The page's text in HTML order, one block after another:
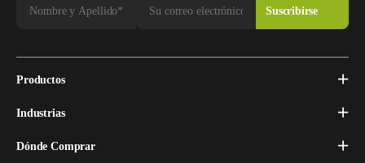
Productos
Industrias
Dónde Comprar